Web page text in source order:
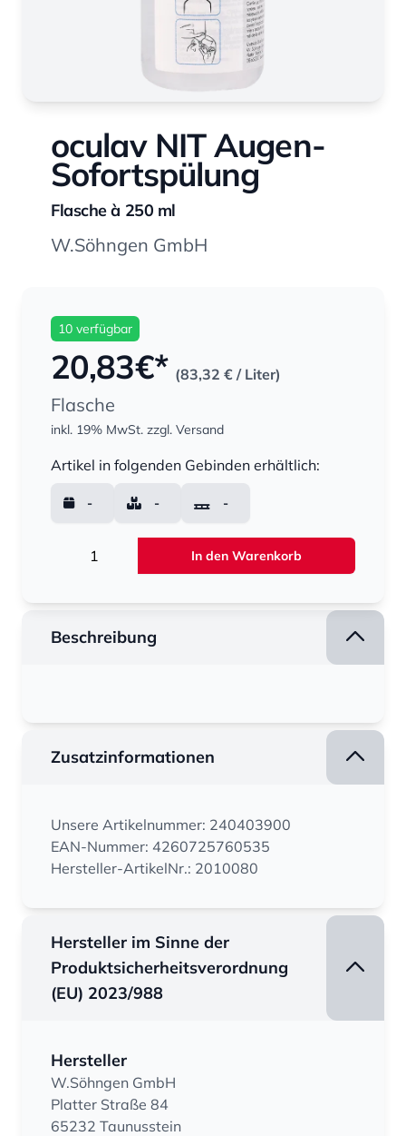
oculav NIT Augen-
Sofortspülung
Flasche à 250 ml
W.Söhngen GmbH
10 verfügbar
20,83€* (83,32 € / Liter)
Flasche
inkl. 19% MwSt. zzgl. Versand
Artikel in folgenden Gebinden erhältlich:
- - -
In den Warenkorb
Beschreibung
Zusatzinformationen
Unsere Artikelnummer: 240403900
EAN-Nummer: 4260725760535
Hersteller-ArtikelNr.: 2010080
Hersteller im Sinne der
Produktsicherheitsverordnung
(EU) 2023/988
Hersteller
W.Söhngen GmbH
Platter Straße 84
65232 Taunusstein